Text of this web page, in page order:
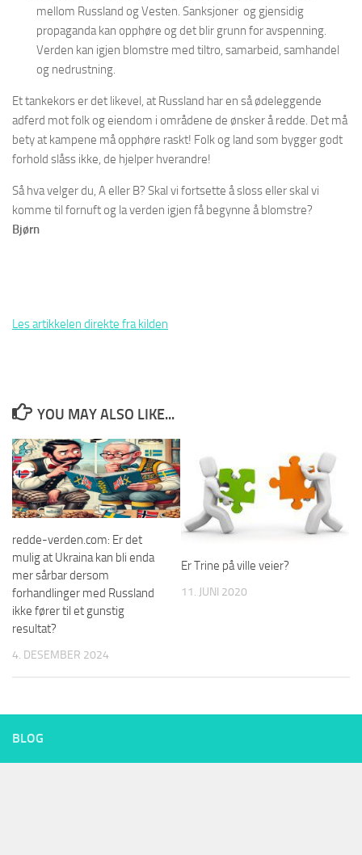
mellom Russland og Vesten. Sanksjoner og gjensidig
propaganda kan opphøre og det blir grunn for avspenning.
Verden kan igjen blomstre med tiltro, samarbeid, samhandel
og nedrustning.
Et tankekors er det likevel, at Russland har en så ødeleggende
adferd mot folk og eiendom i områdene de ønsker å redde. Det må
bety at kampene må opphøre raskt! Folk og land som bygger godt
forhold slåss ikke, de hjelper hverandre!
Så hva velger du, A eller B? Skal vi fortsette å sloss eller skal vi
komme til fornuft og la verden igjen få begynne å blomstre?
Bjørn
Les artikkelen direkte fra kilden
YOU MAY ALSO LIKE...
redde-verden.com: Er det
mulig at Ukraina kan bli enda
mer sårbar dersom
forhandlinger med Russland
ikke fører til et gunstig
resultat?
4. DESEMBER 2024
Er Trine på ville veier?
11. JUNI 2020
BLOG